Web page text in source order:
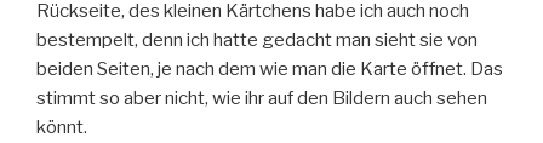
Rückseite, des kleinen Kärtchens habe ich auch noch
bestempelt, denn ich hatte gedacht man sieht sie von
beiden Seiten, je nach dem wie man die Karte öffnet. Das
stimmt so aber nicht, wie ihr auf den Bildern auch sehen
könnt.